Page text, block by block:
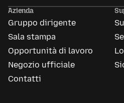
Azienda
Gruppo dirigente
Sala stampa
Opportunità di lavoro
Negozio ufficiale
Contatti